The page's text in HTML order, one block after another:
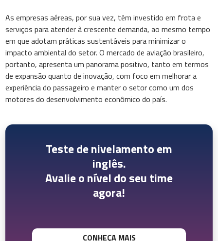
As empresas aéreas, por sua vez, têm investido em frota e
serviços para atender à crescente demanda, ao mesmo tempo
em que adotam práticas sustentáveis para minimizar o
impacto ambiental do setor. O mercado de aviação brasileiro,
portanto, apresenta um panorama positivo, tanto em termos
de expansão quanto de inovação, com foco em melhorar a
experiência do passageiro e manter o setor como um dos
motores do desenvolvimento econômico do país.
Teste de nivelamento em
inglês.
Avalie o nível do seu time
agora!
CONHEÇA MAIS